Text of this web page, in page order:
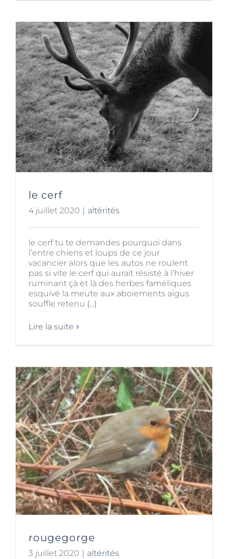
le cerf
4 juillet 2020 | altérités
le cerf tu te demandes pourquoi dans
l’entre chiens et loups de ce jour
vacancier alors que les autos ne roulent
pas si vite le cerf qui aurait résisté à l’hiver
ruminant çà et là des herbes faméliques
esquivé la meute aux aboiements aigus
souffle retenu (...)
Lire la suite
rougegorge
3 juillet 2020 | altérités